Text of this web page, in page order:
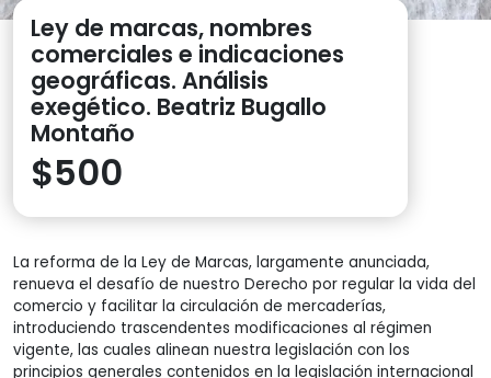
Ley de marcas, nombres
comerciales e indicaciones
geográficas. Análisis
exegético. Beatriz Bugallo
Montaño
$500
La reforma de la Ley de Marcas, largamente anunciada,
renueva el desafío de nuestro Derecho por regular la vida del
comercio y facilitar la circulación de mercaderías,
introduciendo trascendentes modificaciones al régimen
vigente, las cuales alinean nuestra legislación con los
principios generales contenidos en la legislación internacional